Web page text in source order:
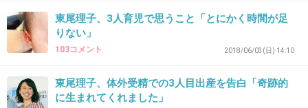
39. 匿名 2018/08/11(土) 15:58:16
>>37
+19 -0
東尾理子、3人育児で思うこと「とにかく時間が足
りない」
103コメント 2018/06/03(日) 14:10
東尾理子、体外受精での3人目出産を告白「奇跡的
に生まれてくれました」